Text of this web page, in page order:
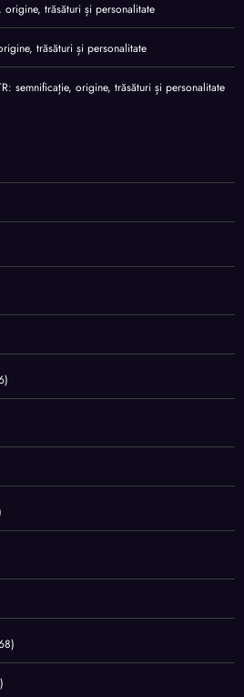
origine, trăsături și personalitate
trăsături și personalitate
semnificație, origine, trăsături și personalitate